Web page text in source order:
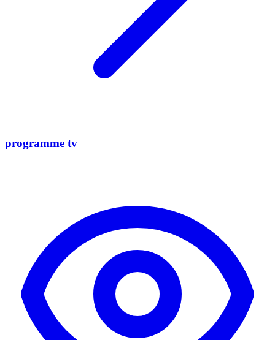
programme tv